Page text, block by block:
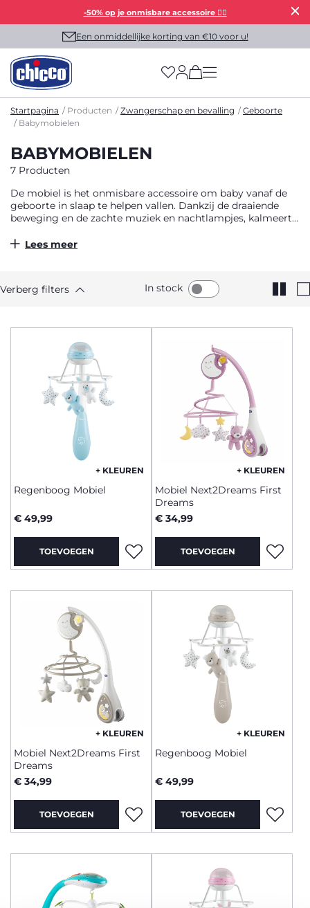
-50% op je onmisbare accessoire 👯‍♀️
Een onmiddellijke korting van €10 voor u!
(has more options
Startpagina Producten Zwangerschap en bevalling
Geboorte
Babymobielen
BABYMOBIELEN
7 Producten
De mobiel is het onmisbare accessoire om baby vanaf de
geboorte in slaap te helpen vallen. Dankzij de draaiende
beweging en de zachte muziek en nachtlampjes, kalmeert
van de dromen. Met zijn hangende knuffels en versieringen
comfortabele sfeer te creëren die bevorderlijk is voor rust
en slaap.
Lees meer
Verberg filters In stock
+ KLEUREN
Regenboog Mobiel
€ 49,99
TOEVOEGEN
+ KLEUREN
Mobiel Next2Dreams First
Dreams
€ 34,99
TOEVOEGEN
+ KLEUREN
Mobiel Next2Dreams First
Dreams
€ 34,99
TOEVOEGEN
+ KLEUREN
Regenboog Mobiel
€ 49,99
TOEVOEGEN